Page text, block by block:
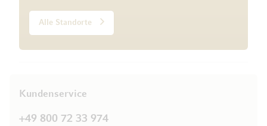
Alle Standorte
Kundenservice
+49 800 72 33 974